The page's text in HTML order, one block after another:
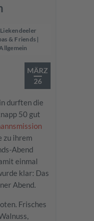
& Friends|
Allgemein
MÄRZ
26
durften die
50 gut
zu ihrem
Abend
einmal
klar: Das
Abend.
Frisches